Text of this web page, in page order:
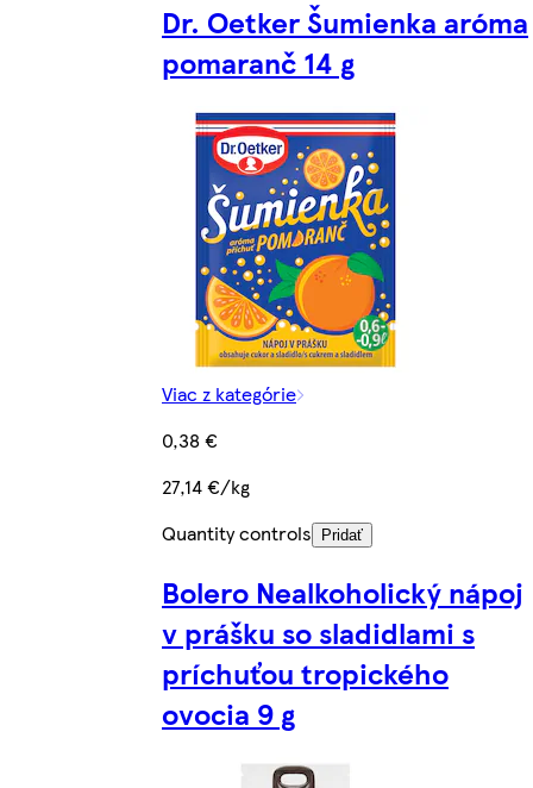
Dr. Oetker Šumienka aróma
pomaranč 14 g
Viac z kategórie
0,38 €
27,14 €/kg
Quantity controls
Pridať
Bolero Nealkoholický nápoj
v prášku so sladidlami s
príchuťou tropického
ovocia 9 g